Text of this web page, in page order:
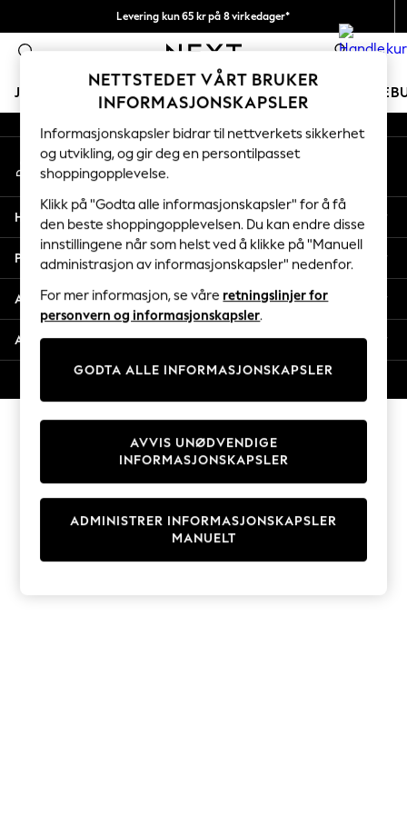
Levering kun 65 kr på 8 virkedager*
Vi betaler alle tollavgifter 0
JENTER GUTTER BABY KVINNER MENN
GIRLS
New In
50 - 92cm
98 - 110cm
116 - 134cm
140 - 174cm
Trending: Top & Short Sets
Trending: Clogs
Toy Story
THE SET
Coats & Jackets
Sweatshirts & Hoodies
Knitwear
Cardigans
Dresses
Sets & Outfits
T-Shirts
An error occurred on client
Våre sosiale nettverk
Min konto
Logg inn på kontoen din
Hjelp
Personvern & Juridisk
Avdelinger
Andre tjenester
NETTSTEDET VÅRT BRUKER
INFORMASJONSKAPSLER
Informasjonskapsler bidrar til nettverkets sikkerhet
og utvikling, og gir deg en persontilpasset
shoppingopplevelse.
Klikk på "Godta alle informasjonskapsler" for å få
den beste shoppingopplevelsen. Du kan endre disse
innstillingene når som helst ved å klikke på "Manuell
administrasjon av informasjonskapsler" nedenfor.
For mer informasjon, se våre retningslinjer for
personvern og informasjonskapsler.
GODTA ALLE INFORMASJONSKAPSLER
ADMINISTRER INFORMASJONSKAPSLER
MANUELT
AVVIS UNØDVENDIGE
INFORMASJONSKAPSLER